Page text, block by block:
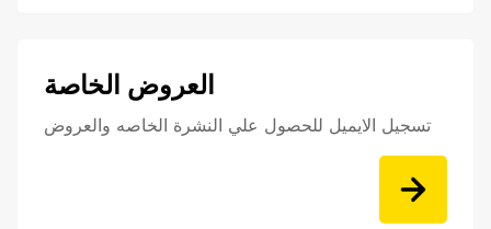
العروض الخاصة
تسجيل الايميل للحصول علي النشرة الخاصه والعروض